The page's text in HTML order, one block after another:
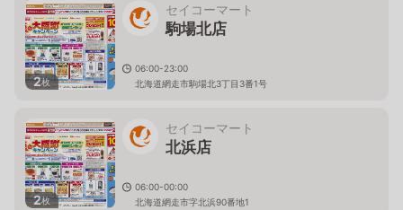
2枚
セイコーマート
駒場北店
06:00-23:00
北海道網走市駒場北3丁目3番1号
2枚
セイコーマート
北浜店
06:00-00:00
北海道網走市字北浜90番地1